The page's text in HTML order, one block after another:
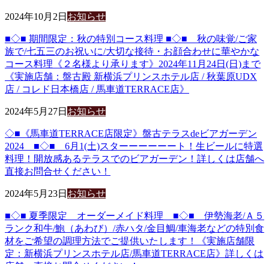
2024年10月2日 お知らせ
■◇■ 期間限定：秋の特別コース料理 ■◇■ 秋の味覚/ご家
族で/七五三のお祝いに/大切な接待・お顔合わせに華やかな
コース料理《２名様より承ります》2024年11月24日(日)まで
《実施店舗：盤古殿 新横浜プリンスホテル店 / 秋葉原UDX
店 / コレド日本橋店 / 馬車道TERRACE店》
2024年5月27日 お知らせ
◇■《馬車道TERRACE店限定》盤古テラスdeビアガーデン
2024 ■◇■ 6月1(土)スターーーーーート！生ビールに特選
料理！開放感あるテラスでのビアガーデン！詳しくは店舗へ
直接お問合せください！
2024年5月23日 お知らせ
■◇■ 夏季限定 オーダーメイド料理 ■◇■ 伊勢海老/Ａ５
ランク和牛/鮑（あわび）/赤ハタ/金目鯛/車海老などの特別食
材をご希望の調理方法でご提供いたします！《実施店舗限
定：新横浜プリンスホテル店/馬車道TERRACE店》詳しくは